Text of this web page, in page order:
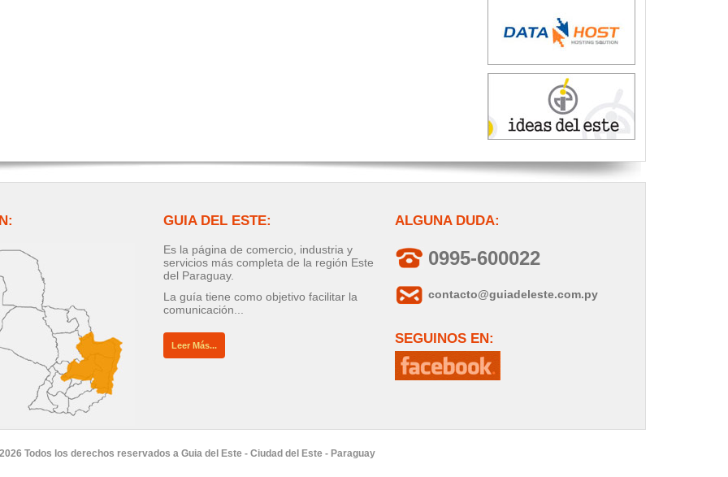
GUIA DEL ESTE:
Es la página de comercio, industria y
servicios más completa de la región Este
del Paraguay.
La guía tiene como objetivo facilitar la
comunicación...
Leer Más...
ALGUNA DUDA:
0995-600022
contacto@guiadeleste.com.py
SEGUINOS EN:
Todos los derechos reservados a Guia del Este - Ciudad del Este - Paraguay